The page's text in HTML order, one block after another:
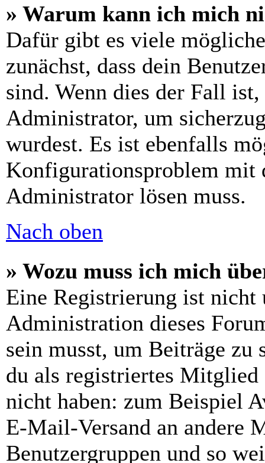
» Warum kann ich mich
Dafür gibt es viele
zunächst, dass dein
sind. Wenn dies der Fall
Administrator, um
wurdest. Es ist ebenfalls
Konfigurationsproblem mit
Administrator lösen muss.
Nach oben
» Wozu muss ich mich
Eine Registrierung ist
Administration dieses
sein musst, um Beiträge
du als registriertes Mitglied
nicht haben: zum Beispiel
E-Mail-Versand an andere
Benutzergruppen und so